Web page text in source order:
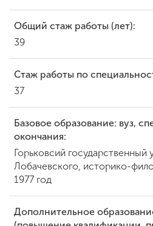
Общий стаж работы (лет):
39
Стаж работы по
37
Базовое образование: вуз,
окончания:
Горьковсий
Лобачевского, историко-
1977 год
Дополнительное